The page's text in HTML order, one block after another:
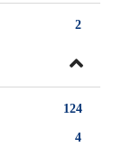
2
124
4